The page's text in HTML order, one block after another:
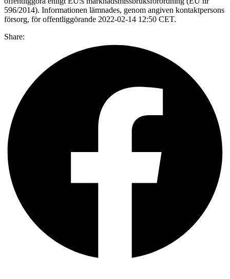
596/2014). Informationen lämnades, genom angiven kontaktpersons
försorg, för offentliggörande 2022-02-14 12:50 CET.
Share: